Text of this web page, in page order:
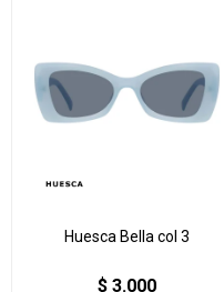
Huesca Bella col 3
$ 3.000